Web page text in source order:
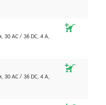
30 AC / 36 DC, 4 А,
30 AC / 36 DC, 4 А,